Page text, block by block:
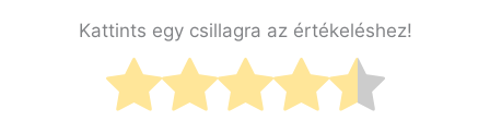
Kattints egy csillagra az értékeléshez!